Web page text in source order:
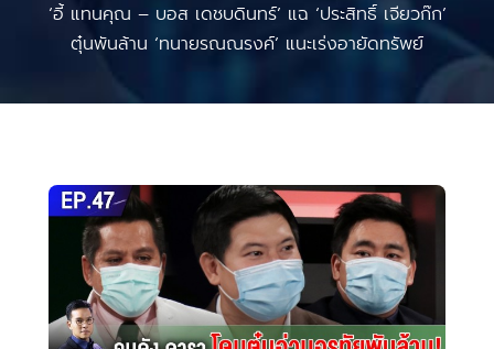
‘อี้ แทนคุณ – บอส เดชบดินทร์’ แฉ ‘ประสิทธิ์ เจียวก๊ก’
ตุ๋นพันล้าน ‘ทนายรณณรงค์’ แนะเร่งอายัดทรัพย์